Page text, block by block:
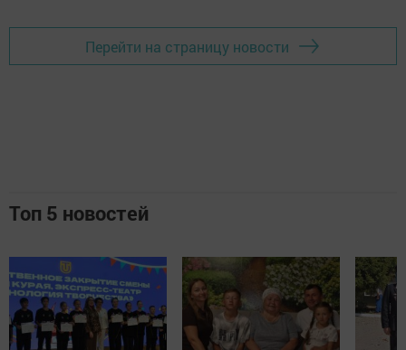
Перейти на страницу новости
Топ 5 новостей